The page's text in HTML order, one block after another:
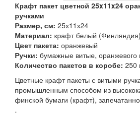
Крафт пакет цветной 25x11x24
ручками
Размер, см: 25х11х24
Материал: крафт белый
Цвет пакета: оранжевый
Ручки: бумажные витые, оранжевого
Количество пакетов в коробе: 250
Цветные крафт пакеты с витыми
промышленным способом из
финской бумаги (крафт),
.